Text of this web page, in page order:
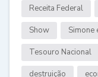
Receita Federal
Show Simone
Tesouro Nacional
destruição